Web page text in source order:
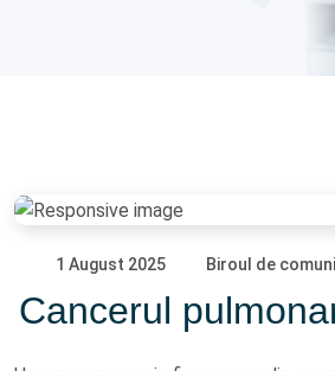
1 August 2025 Biroul de
Cancerul